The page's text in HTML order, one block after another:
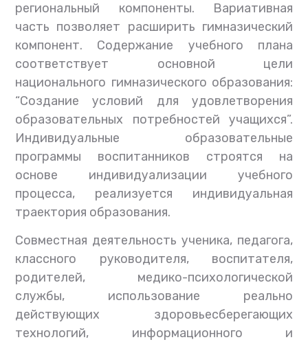
региональный компоненты. Вариативная
часть позволяет расширить гимназический
компонент. Содержание учебного плана
соответствует основной цели
национального гимназического образования:
“Создание условий для удовлетворения
образовательных потребностей учащихся”.
Индивидуальные образовательные
программы воспитанников строятся на
основе индивидуализации учебного
процесса, реализуется индивидуальная
траектория образования.
Совместная деятельность ученика, педагога,
классного руководителя, воспитателя,
родителей, медико-психологической
службы, использование реально
действующих здоровьесберегающих
технологий, информационного и